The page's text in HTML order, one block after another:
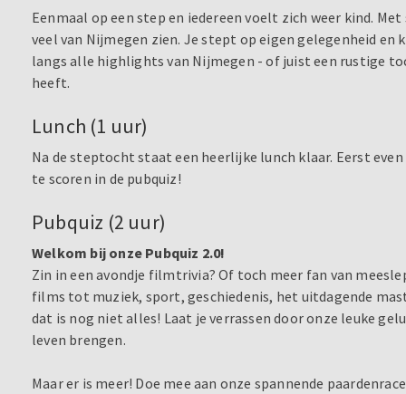
Eenmaal op een step en iedereen voelt zich weer kind.
veel van Nijmegen zien. Je stept op eigen gelegenheid
langs alle highlights van Nijmegen - of juist een rustige
heeft.
Lunch (1 uur)
Na de steptocht staat een heerlijke lunch klaar. Eerst
te scoren in de pubquiz!
Pubquiz (2 uur)
Welkom bij onze Pubquiz 2.0!
Zin in een avondje filmtrivia? Of toch meer fan van
films tot muziek, sport, geschiedenis, het uitdagende
dat is nog niet alles! Laat je verrassen door onze leuke
leven brengen.
Maar er is meer! Doe mee aan onze spannende